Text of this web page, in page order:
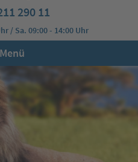
290 11
/ Sa. 09:00 - 14:00 Uhr
Menü